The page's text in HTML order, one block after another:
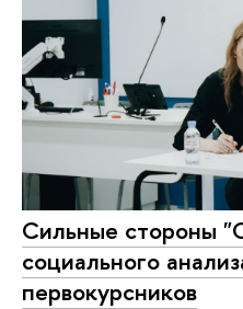
Сильные стороны
социального
первокурсников